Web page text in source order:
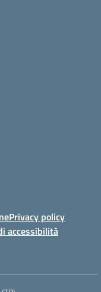
Privacy policy
accessibilità